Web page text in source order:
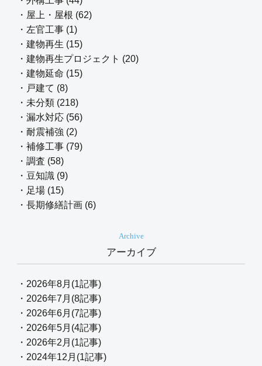
・屋上・屋根 (62)
・左官工事 (1)
・建物再生 (15)
・建物再生プロジェクト (20)
・建物延命 (15)
・戸建て (8)
・未分類 (218)
・漏水対応 (56)
・耐震補強 (2)
・補修工事 (79)
・調査 (58)
・豆知識 (9)
・足場 (15)
・長期修繕計画 (6)
Archive
アーカイブ
・2026年8月(1記事)
・2026年7月(8記事)
・2026年6月(7記事)
・2026年5月(4記事)
・2026年2月(1記事)
・2024年12月(1記事)